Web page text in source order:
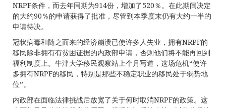
NRPF条件，而去年同期为914份，增加了520％。在此期间决定
的大约90％的申请获得了批准，尽管到本季度末仍有大约一半的
申请待决。
冠状病毒和随之而来的经济崩溃已使许多人失业，拥有NRPF的
移民除非拥有有贫困证据的内政部申请，否则他们将不能再回到
福利制度上。牛津大学移民观察站上个月写道，这场危机“使许
多拥有NRPF的移民，特别是那些不稳定职业的移民处于弱势地
位”。
内政部在面临法律挑战后放宽了关于何时取消NRPF的政策。这